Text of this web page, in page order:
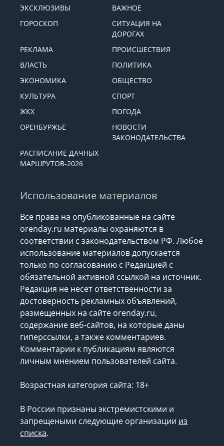
ЭКСКЛЮЗИВЫ
ВАЖНОЕ
ГОРОСКОП
СИТУАЦИЯ НА
ДОРОГАХ
РЕКЛАМА
ПРОИСШЕСТВИЯ
ВЛАСТЬ
ПОЛИТИКА
ЭКОНОМИКА
ОБЩЕСТВО
КУЛЬТУРА
СПОРТ
ЖКХ
ПОГОДА
ОРЕНБУРЖЬЕ
НОВОСТИ
ЗАКОНОДАТЕЛЬСТВА
РАСПИСАНИЕ ДАЧНЫХ
МАРШРУТОВ-2026
Использование материалов
Все права на опубликованные на сайте
orenday.ru материалы охраняются в
соответствии с законодательством РФ. Любое
использование материалов допускается
только по согласованию с Редакцией с
обязательной активной ссылкой на источник.
Редакция не несет ответственности за
достоверность рекламных объявлений,
размещенных на сайте orenday.ru,
содержание веб-сайтов, на которые даны
гиперссылки, а также комментариев.
Комментарии к публикациям являются
личным мнением пользователей сайта.
Возрастная категория сайта: 18+
В России признаны экстремистскими и
запрещеными следующие организации из
списка.